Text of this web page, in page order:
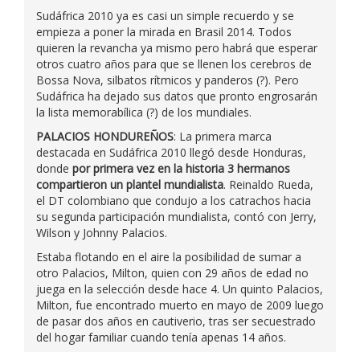
Sudáfrica 2010 ya es casi un simple recuerdo y se
empieza a poner la mirada en Brasil 2014. Todos
quieren la revancha ya mismo pero habrá que esperar
otros cuatro años para que se llenen los cerebros de
Bossa Nova, silbatos rítmicos y panderos (?). Pero
Sudáfrica ha dejado sus datos que pronto engrosarán
la lista memorabílica (?) de los mundiales.
PALACIOS HONDUREÑOS: La primera marca
destacada en Sudáfrica 2010 llegó desde Honduras,
donde por primera vez en la historia 3 hermanos
compartieron un plantel mundialista. Reinaldo Rueda,
el DT colombiano que condujo a los catrachos hacia
su segunda participación mundialista, contó con Jerry,
Wilson y Johnny Palacios.
Estaba flotando en el aire la posibilidad de sumar a
otro Palacios, Milton, quien con 29 años de edad no
juega en la selección desde hace 4. Un quinto Palacios,
Milton, fue encontrado muerto en mayo de 2009 luego
de pasar dos años en cautiverio, tras ser secuestrado
del hogar familiar cuando tenía apenas 14 años.